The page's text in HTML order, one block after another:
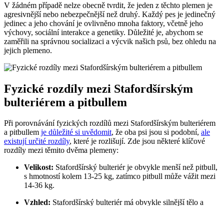
V žádném případě nelze obecně tvrdit, že jeden z těchto plemen je
agresivnější nebo nebezpečnější než druhý. Každý pes je jedinečný
jedinec a jeho chování je ovlivněno mnoha faktory, včetně jeho
výchovy, sociální interakce a genetiky. Důležité je, abychom se
zaměřili na správnou socializaci a výcvik našich psů, bez ohledu na
jejich plemeno.
Fyzické rozdíly mezi Stafordšírským
bulteriérem a pitbullem
Při porovnávání fyzických rozdílů mezi Stafordšírským bulteriérem
a pitbullem je důležité si uvědomit, že oba psi jsou si podobní, ale
existují určité rozdíly, které je rozlišují. Zde jsou některé klíčové
rozdíly mezi těmito dvěma plemeny:
Velikost: Stafordšírský bulteriér je obvykle menší než pitbull,
s hmotností kolem 13-25 kg, zatímco pitbull může vážit mezi
14-36 kg.
Vzhled: Stafordšírský bulteriér má obvykle silnější tělo a